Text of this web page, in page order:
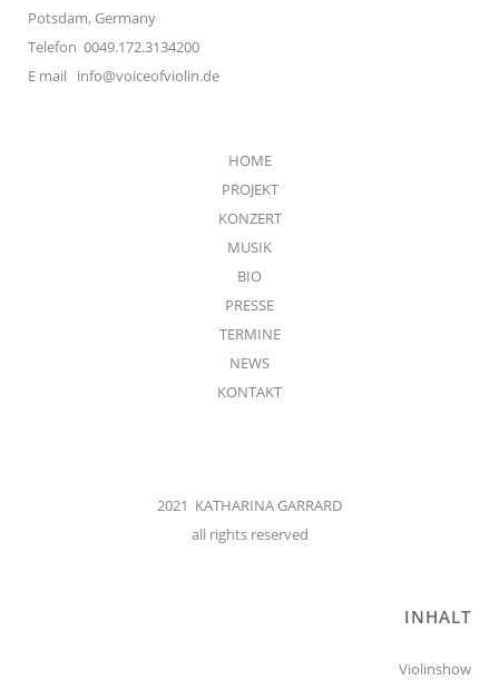
Potsdam, Germany
Telefon 0049.172.3134200
E mail info@voiceofviolin.de
HOME
PROJEKT
KONZERT
MUSIK
BIO
PRESSE
TERMINE
NEWS
KONTAKT
2021 KATHARINA GARRARD
all rights reserved
INHALT
Violinshow